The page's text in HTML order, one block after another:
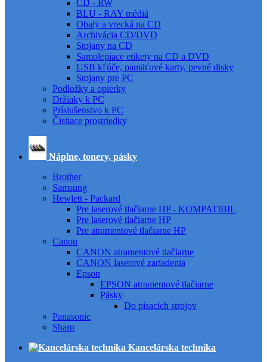
CD - RW
BLU - RAY médiá
Obaly a vrecká na CD
Archivácia CD/DVD
Stojany na CD
Samolepiace etikety na CD a DVD
USB kľúče, pamäťové karty, pevné disky
Stojany pre PC
Podložky a opierky
Držiaky k PC
Príslušenstvo k PC
Čistiace prostriedky
Náplne, tonery, pásky
Brother
Samsung
Hewlett - Packard
Pre laserové tlačiarne HP - KOMPATIBIL
Pre laserové tlačiarne HP
Pre atramentové tlačiarne HP
Canon
CANON atramentové tlačiarne
CANON laserové zariadenia
Epson
EPSON atramentové tlačiarne
Pásky
Do písacích strojov
Panasonic
Sharp
Kancelárska technika